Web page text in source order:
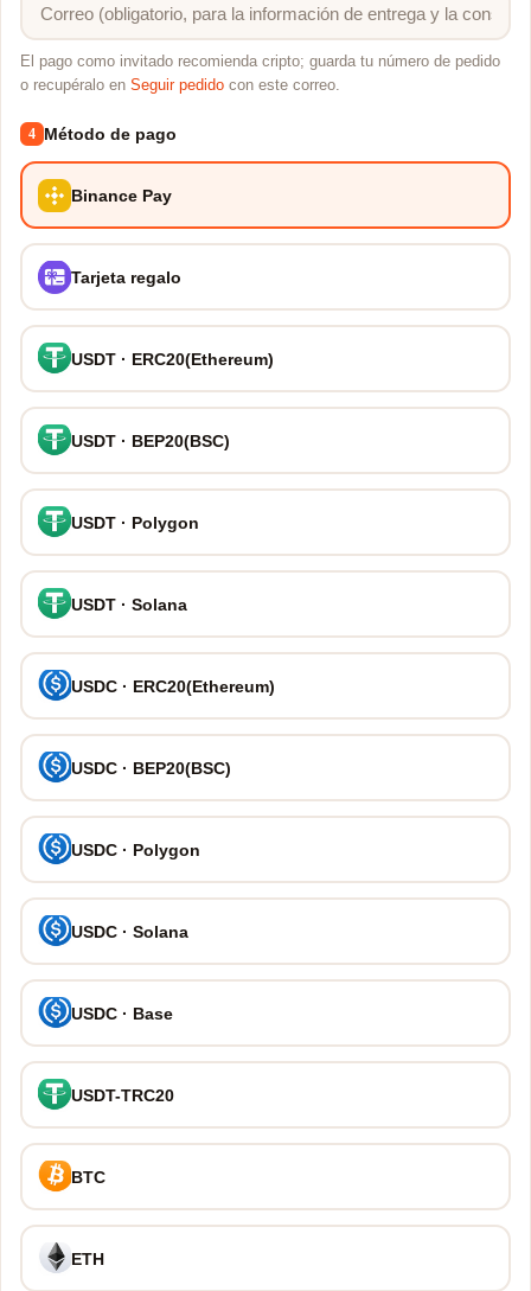
El pago como invitado recomienda cripto; guarda tu número de pedido
o recupéralo en Seguir pedido con este correo.
4 Método de pago
Binance Pay
Tarjeta regalo
USDT · ERC20(Ethereum)
USDT · BEP20(BSC)
USDT · Polygon
USDT · Solana
USDC · ERC20(Ethereum)
USDC · BEP20(BSC)
USDC · Polygon
USDC · Solana
USDC · Base
USDT-TRC20
BTC
ETH